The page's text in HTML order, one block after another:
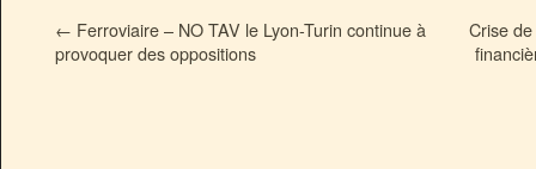
← Ferroviaire – NO TAV le Lyon-Turin continue à
provoquer des oppositions
Crise